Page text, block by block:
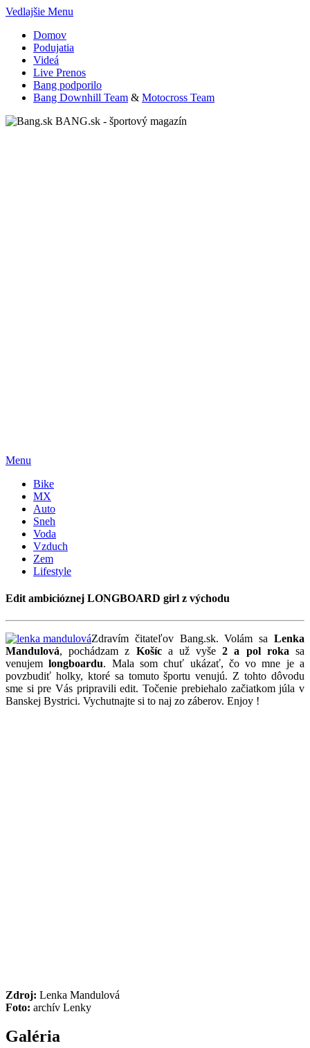
Vedlajšie Menu
Domov
Podujatia
Videá
Live Prenos
Bang podporilo
Bang Downhill Team & Motocross Team
BANG.sk - športový magazín
Menu
Bike
MX
Auto
Sneh
Voda
Vzduch
Zem
Lifestyle
Edit ambicióznej LONGBOARD girl z východu
Zdravím čitateľov Bang.sk. Volám sa Lenka
Mandulová, pochádzam z Košíca už vyše2 a pol roka sa
venujemlongboardu. Mala som chuť ukázať, čo vo mne je a
povzbudiť holky, ktoré sa tomuto športu venujú. Z tohto dôvodu
sme si pre Vás pripravili edit. Točenie prebiehalo začiatkom júla v
Banskej Bystrici. Vychutnajte si to naj zo záberov. Enjoy !
Zdroj: Lenka Mandulová
Foto: archív Lenky
Galéria